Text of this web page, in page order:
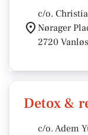
c/o.
Nørager
2720
Detox &
c/o. Adem